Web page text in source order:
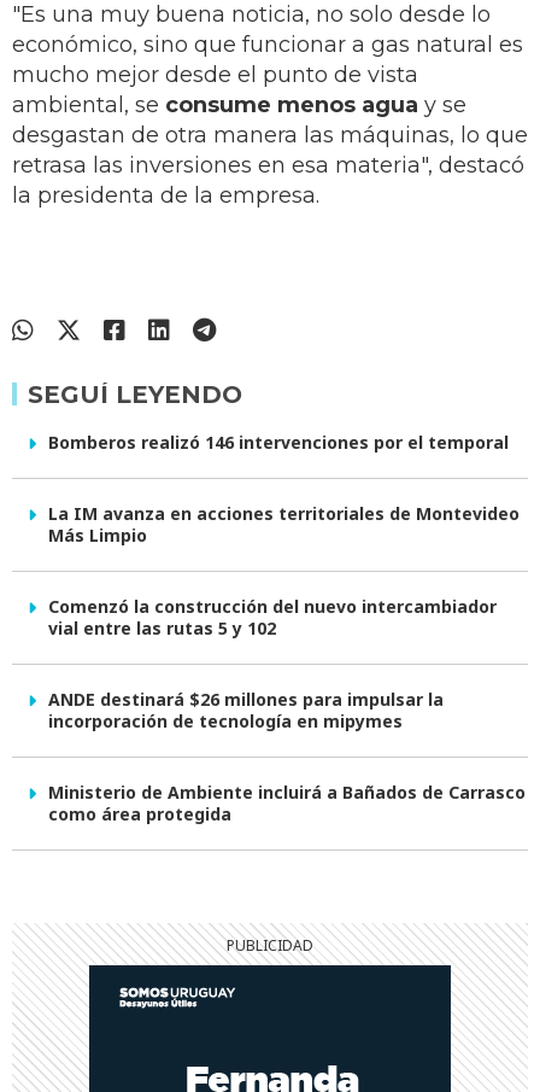
"Es una muy buena noticia, no solo desde lo
económico, sino que funcionar a gas natural es
mucho mejor desde el punto de vista
ambiental, se consume menos agua y se
desgastan de otra manera las máquinas, lo que
retrasa las inversiones en esa materia", destacó
la presidenta de la empresa.
SEGUÍ LEYENDO
Bomberos realizó 146 intervenciones por el temporal
La IM avanza en acciones territoriales de Montevideo
Más Limpio
Comenzó la construcción del nuevo intercambiador
vial entre las rutas 5 y 102
ANDE destinará $26 millones para impulsar la
incorporación de tecnología en mipymes
Ministerio de Ambiente incluirá a Bañados de Carrasco
como área protegida